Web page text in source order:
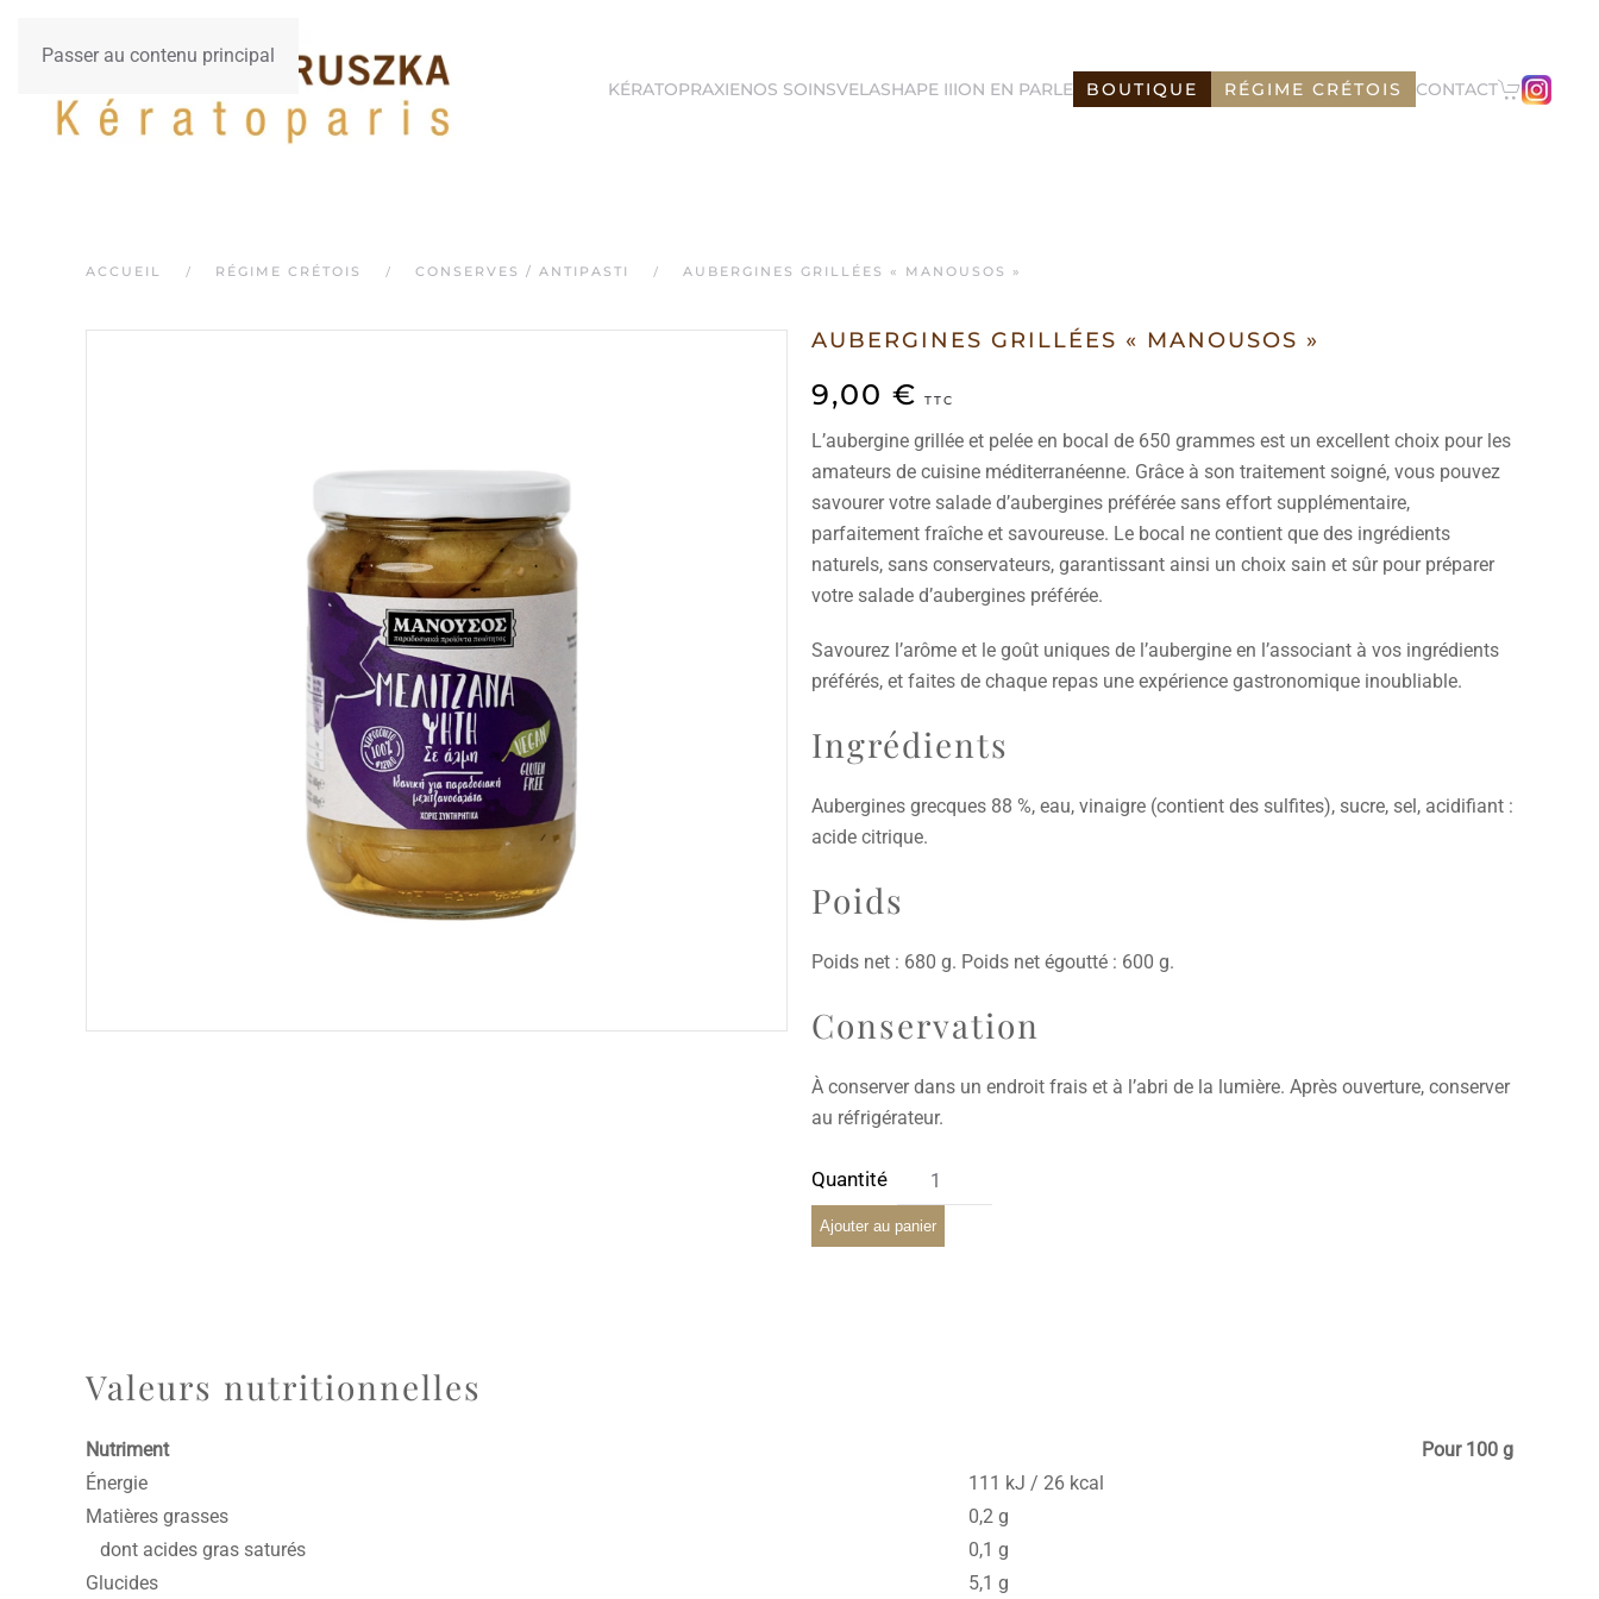
Passer au contenu principal
KÉRATOPRAXIENOS SOINSVELASHAPE IIION EN PARLE BOUTIQUE RÉGIME CRÉTOIS CONTACT
ACCUEIL RÉGIME CRÉTOIS CONSERVES / ANTIPASTI AUBERGINES GRILLÉES « MANOUSOS »
AUBERGINES GRILLÉES « MANOUSOS »
9,00 € TTC
L’aubergine grillée et pelée en bocal de 650 grammes est un excellent choix pour les
amateurs de cuisine méditerranéenne. Grâce à son traitement soigné, vous pouvez
savourer votre salade d’aubergines préférée sans effort supplémentaire,
parfaitement fraîche et savoureuse. Le bocal ne contient que des ingrédients
naturels, sans conservateurs, garantissant ainsi un choix sain et sûr pour préparer
votre salade d’aubergines préférée.
Savourez l’arôme et le goût uniques de l’aubergine en l’associant à vos ingrédients
préférés, et faites de chaque repas une expérience gastronomique inoubliable.
Ingrédients
Aubergines grecques 88 %, eau, vinaigre (contient des sulfites), sucre, sel, acidifiant :
acide citrique.
Poids
Poids net : 680 g. Poids net égoutté : 600 g.
Conservation
À conserver dans un endroit frais et à l’abri de la lumière. Après ouverture, conserver
au réfrigérateur.
Ajouter au panier
Valeurs nutritionnelles
Nutriment
Pour 100 g
Énergie
111 kJ / 26 kcal
Matières grasses
0,2 g
dont acides gras saturés
0,1 g
Glucides
5,1 g